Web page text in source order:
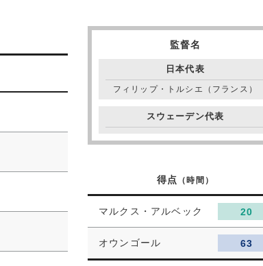
監督名
日本代表
フィリップ・トルシエ（フランス）
スウェーデン代表
得点 （時間）
マルクス・アルベック 20
オウンゴール 63